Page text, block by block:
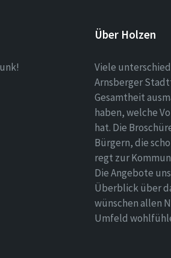
Über Holzen
Viele
Arnsberger
Gesamtheit
haben, welche
hat. Die
Bürgern, die
regt zur
Die Angebote
Überblick über
wünschen allen
Umfeld